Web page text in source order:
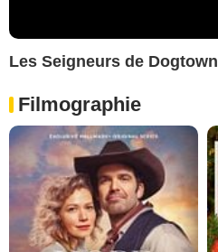
Les Seigneurs de
Filmographie